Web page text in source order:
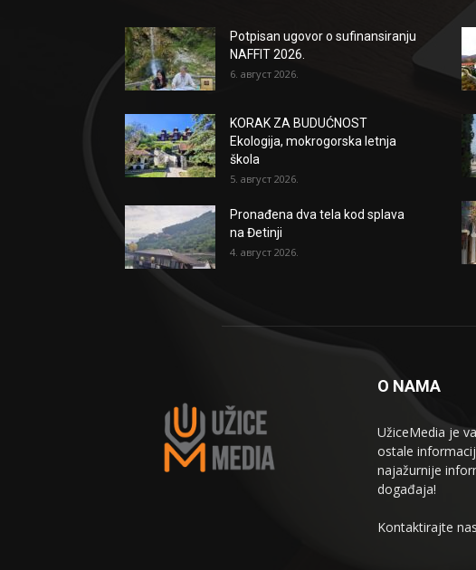
Potpisan ugovor o sufinansiranju
NAFFIT 2026.
6. август 2026.
KORAK ZA BUDUĆNOST
Ekologija, mokrogorska letnja
škola
5. август 2026.
Pronađena dva tela kod splava
na Đetinji
4. август 2026.
O NAMA
UžiceMedia je
ostale
najažurnije
događaja!
Kontaktirajte